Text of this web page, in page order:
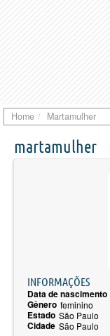
Home Martamulher
martamulher
INFORMAÇÕES
Data de nascimento
Gênero feminino
Estado São Paulo
Cidade São Paulo